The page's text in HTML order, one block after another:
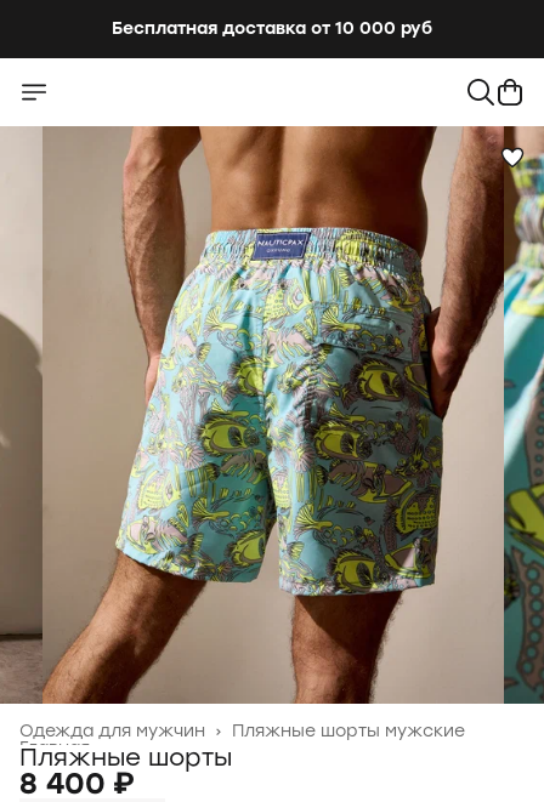
Бесплатная доставка от 10 000 руб
Пляжные шорты мужские
Одежда для мужчин ›
Главная ›
Пляжные шорты
8 400 ₽